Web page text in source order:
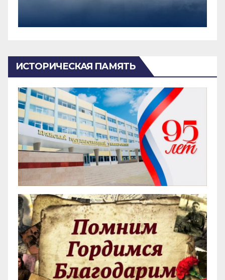
ИСТОРИЧЕСКАЯ ПАМЯТЬ